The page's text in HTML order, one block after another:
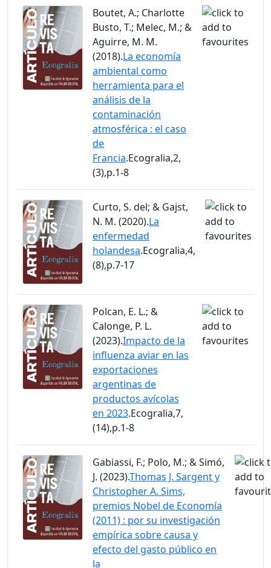
Boutet, A.; Charlotte
Busto, T.; Melec, M.; &
Aguirre, M. M.
(2018).La economía
ambiental como
herramienta para el
análisis de la
contaminación
atmosférica : el caso
de
Francia.Ecogralia,2,
(3),p.1-8
Curto, S. del; & Gajst,
N. M. (2020).La
enfermedad
holandesa.Ecogralia,4,
(8),p.7-17
Polcan, E. L.; &
Calonge, P. L.
(2023).Impacto de la
influenza aviar en las
exportaciones
argentinas de
productos avícolas
en 2023.Ecogralia,7,
(14),p.1-8
Gabiassi, F.; Polo, M.; & Simó,
J. (2023).Thomas J. Sargent y
Christopher A. Sims,
premios Nobel de Economía
(2011) : por su investigación
empírica sobre causa y
efecto del gasto público en
la